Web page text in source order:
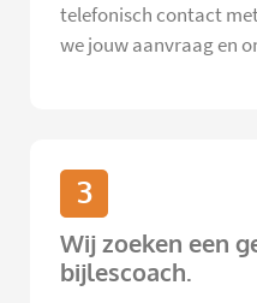
telefonisch contact
we jouw aanvraag en
3
Wij zoeken een
bijlescoach.